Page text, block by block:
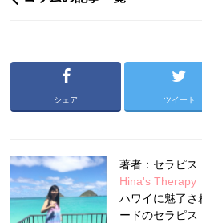
シェア ツイート
著者：セラピス
Hina's Therapy
ハワイに魅了さ
ードのセラピス